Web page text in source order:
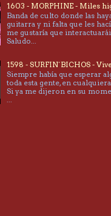
1603 - MORPHINE - Miles
Banda de culto donde las
guitarra y ni falta que les
me gustaría que
Saludo...
1598 - SURFIN´BICHOS -
Siempre había que esperar
toda esta gente, en
Si ya me dijeron en su